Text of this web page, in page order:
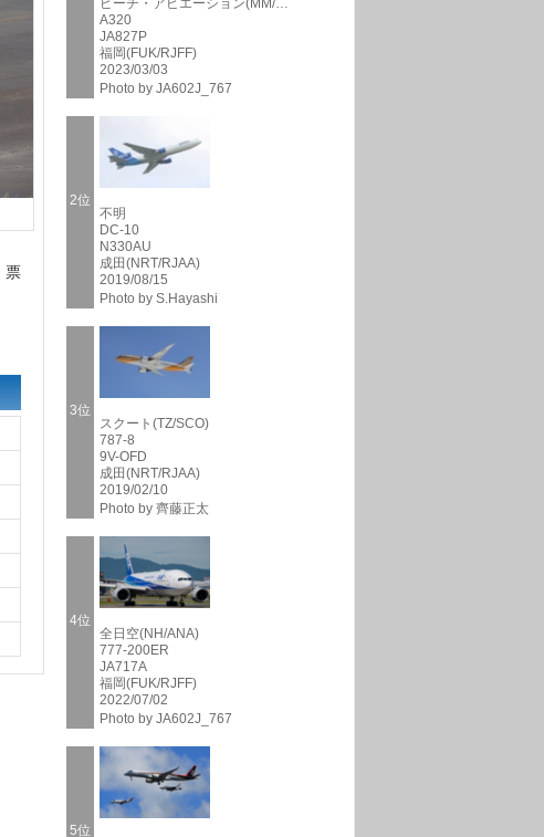
票
ピーチ・アビエーション(MM/…
A320
JA827P
福岡(FUK/RJFF)
2023/03/03
Photo by JA602J_767
2位
不明
DC-10
N330AU
成田(NRT/RJAA)
2019/08/15
Photo by S.Hayashi
3位
スクート(TZ/SCO)
787-8
9V-OFD
成田(NRT/RJAA)
2019/02/10
Photo by 齊藤正太
4位
全日空(NH/ANA)
777-200ER
JA717A
福岡(FUK/RJFF)
2022/07/02
Photo by JA602J_767
5位